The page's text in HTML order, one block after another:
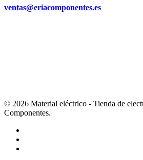
ventas@eriacomponentes.es
© 2026 Material eléctrico - Tienda de
Componentes.